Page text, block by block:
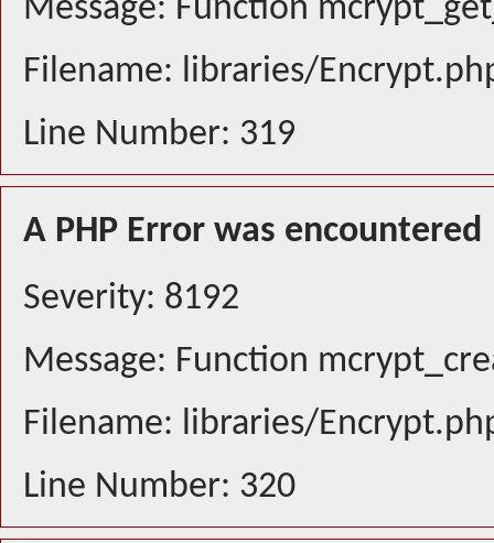
Message: Function
Filename: libraries/
Line Number: 319
A PHP Error was encountered
Severity: 8192
Message: Function
Filename: libraries/
Line Number: 320